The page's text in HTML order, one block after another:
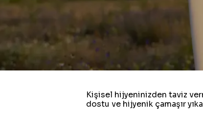
Kişisel hijyeninizden taviz
dostu ve hijyenik çamaşır